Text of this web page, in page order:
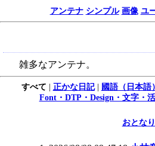
アンテナ シンプル 画像 ユ
雑多なアンテナ。
すべて | 正かな日記| 國語（日本語
Font・DTP・Design・文字・
おとな